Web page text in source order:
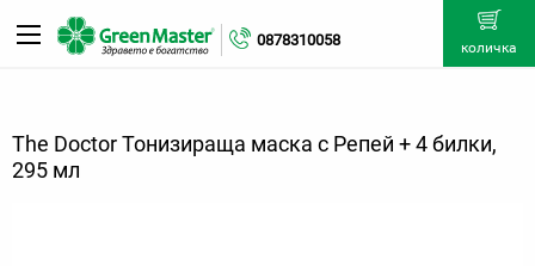
0878310058 количка
The Doctor Тонизираща маска с Репей + 4 билки,
295 мл